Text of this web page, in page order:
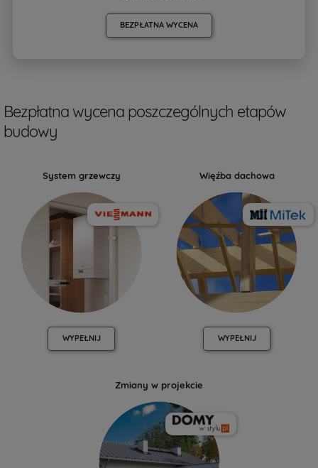
BEZPŁATNA WYCENA
Bezpłatna wycena poszczególnych etapów
budowy
System grzewczy
WYPEŁNIJ
Więźba dachowa
WYPEŁNIJ
Zmiany w projekcie